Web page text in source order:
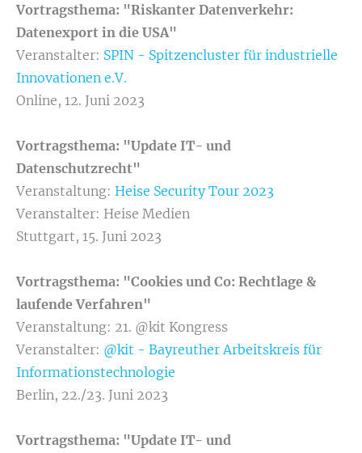
Vortragsthema: "Riskanter Datenverkehr:
Datenexport in die USA"
Veranstalter: SPIN - Spitzencluster für industrielle
Innovationen e.V.
Online, 12. Juni 2023
Vortragsthema: "Update IT- und
Datenschutzrecht"
Veranstaltung: Heise Security Tour 2023
Veranstalter: Heise Medien
Stuttgart, 15. Juni 2023
Vortragsthema: "Cookies und Co: Rechtlage &
laufende Verfahren"
Veranstaltung: 21. @kit Kongress
Veranstalter: @kit - Bayreuther Arbeitskreis für
Informationstechnologie
Berlin, 22./23. Juni 2023
Vortragsthema: "Update IT- und